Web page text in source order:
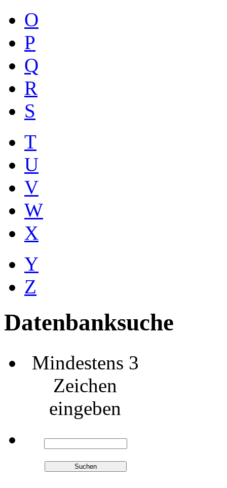
O
P
Q
R
S
T
U
V
W
X
Y
Z
Datenbanksuche
Mindestens 3
Zeichen
eingeben